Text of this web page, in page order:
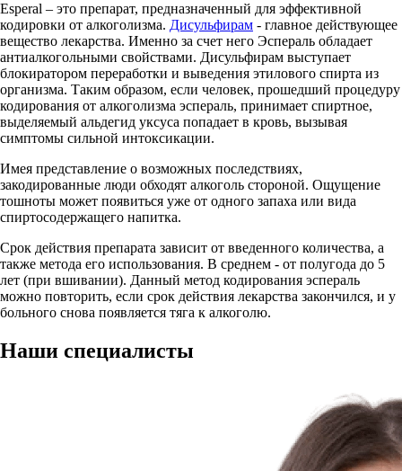
Esperal – это препарат, предназначенный для эффективной
кодировки от алкоголизма. Дисульфирам - главное действующее
вещество лекарства. Именно за счет него Эспераль обладает
антиалкогольными свойствами. Дисульфирам выступает
блокиратором переработки и выведения этилового спирта из
организма. Таким образом, если человек, прошедший процедуру
кодирования от алкоголизма эспераль, принимает спиртное,
выделяемый альдегид уксуса попадает в кровь, вызывая
симптомы сильной интоксикации.
Имея представление о возможных последствиях,
закодированные люди обходят алкоголь стороной. Ощущение
тошноты может появиться уже от одного запаха или вида
спиртосодержащего напитка.
Срок действия препарата зависит от введенного количества, а
также метода его использования. В среднем - от полугода до 5
лет (при вшивании). Данный метод кодирования эспераль
можно повторить, если срок действия лекарства закончился, и у
больного снова появляется тяга к алкоголю.
Наши специалисты